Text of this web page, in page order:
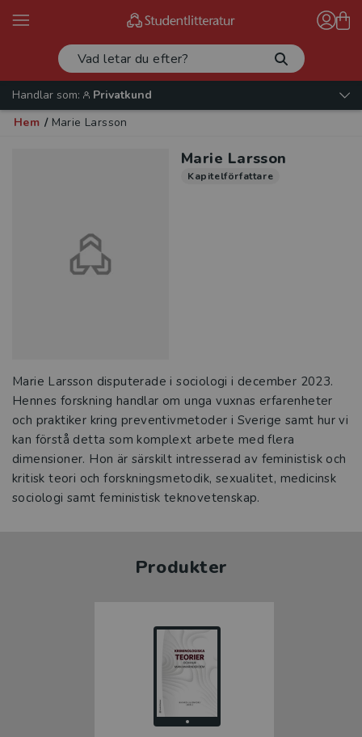
Handlar som:
Privatkund
Hem / Marie Larsson
Marie Larsson
Kapitelförfattare
Marie Larsson disputerade i sociologi i december 2023.
Hennes forskning handlar om unga vuxnas erfarenheter
och praktiker kring preventivmetoder i Sverige samt hur vi
kan förstå detta som komplext arbete med flera
dimensioner. Hon är särskilt intresserad av feministisk och
kritisk teori och forskningsmetodik, sexualitet, medicinsk
sociologi samt feministisk teknovetenskap.
Produkter